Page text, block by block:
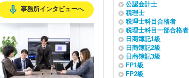
mic_none 事務所インタビューへ
公認会計士
税理士
税理士科目合格者
税理士科目一部合格者
日商簿記1級
日商簿記2級
日商簿記3級
FP1級
FP2級